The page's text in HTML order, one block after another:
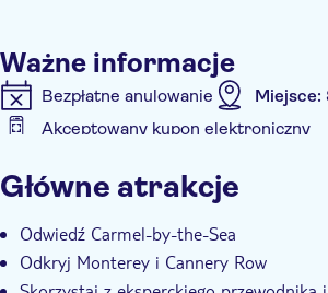
Ważne informacje
Bezpłatne anulowanie Miejsce:
Akceptowany kupon elektroniczny
Natychmiastowe potwierdzenie
E-Voucher
Group tour
Główne atrakcje
Odwiedź Carmel-by-the-Sea
Odkryj Monterey i Cannery Row